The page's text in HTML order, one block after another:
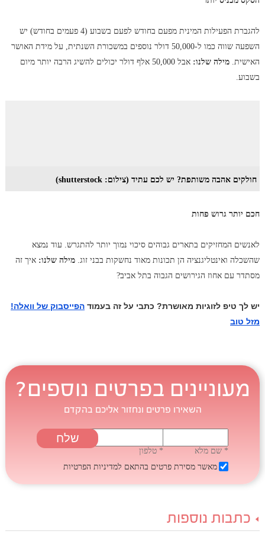
להגברת הפעילות המינית מפעם בחודש לפעם בשבוע (4 פעמים בחודש) יש
השפעה שווה כמו ל-50,000 דולר נוספים במשכורת השנתית, על מידת האושר
האישית. מילה שלנו:
אבל 50,000 אלף דולר יכולים להשיג הרבה יותר מיום
בשבוע.
חולקים אהבה משותפת? יש לכם עתיד (צילום: shutterstock)
חכם יותר גרוש פחות
לאנשים המחזיקים בתארים גבוהים סיכוי נמוך יותר להתגרש. עוד נמצא
שהשכלה ואינטליגנציה הן תכונות מאוד נחשקות בבני זוג. מילה שלנו: איך זה
מסתדר עם אחוז הגירושים הגבוה בתל אביב?
יש לך טיפ לזוגיות מאושרת? כתבי על זה בעמוד הפייסבוק של וואלה!
מזל טוב
מעוניינים בפרטים נוספים?
השאירו פרטים ונחזור אליכם בהקדם
* שם מלא
* טלפון
מאשר מסירת פרטים בהתאם למדיניות הפרטיות
כתבות נוספות